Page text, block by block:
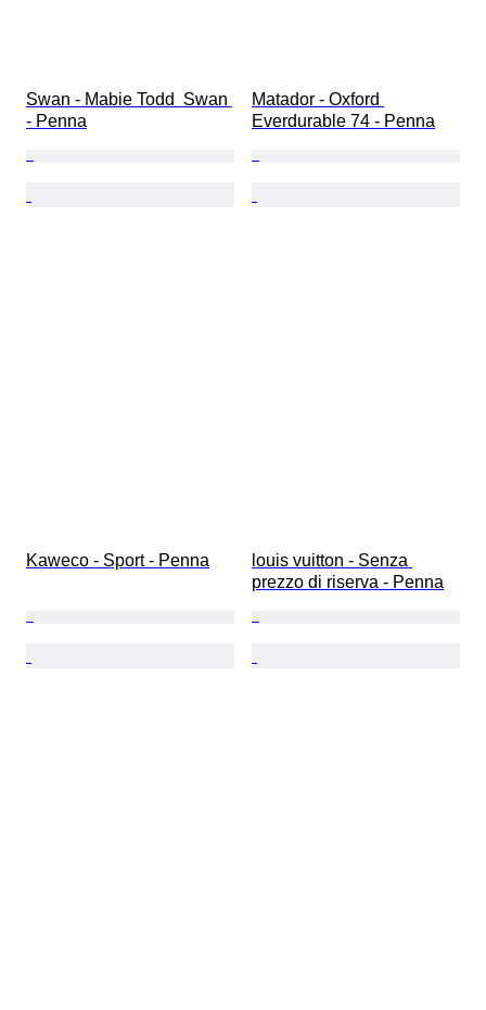
Swan - Mabie Todd  Swan
- Penna
Matador - Oxford
Everdurable 74 - Penna
Kaweco - Sport - Penna
louis vuitton - Senza
prezzo di riserva - Penna